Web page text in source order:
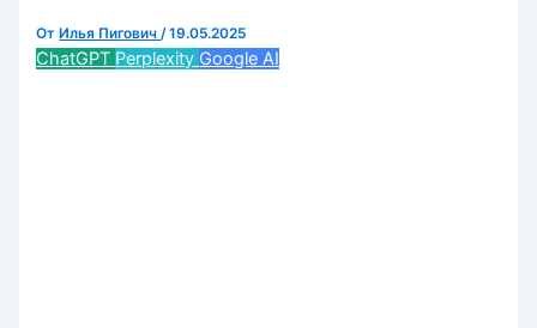
От Илья Пигович/19.05.2025
ChatGPT Perplexity Google AI